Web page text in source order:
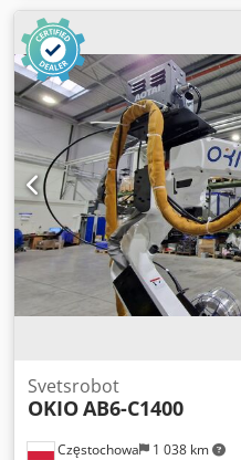
Częstochowa 1 038 km
Svetsrobot
OKIOAB6-C1400